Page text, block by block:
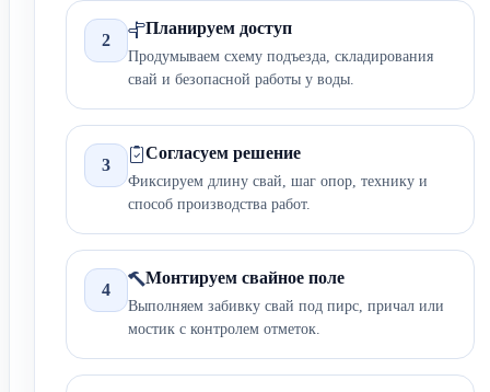
2
Планируем доступ
Продумываем схему подъезда, складирования
свай и безопасной работы у воды.
3
Согласуем решение
Фиксируем длину свай, шаг опор, технику и
способ производства работ.
4
Монтируем свайное поле
Выполняем забивку свай под пирс, причал или
мостик с контролем отметок.